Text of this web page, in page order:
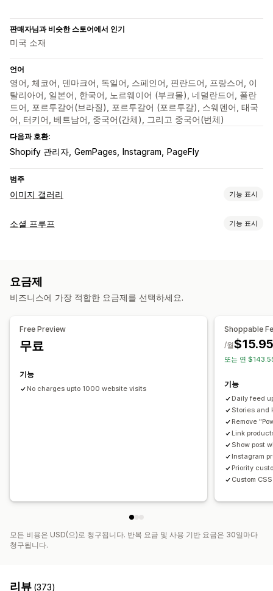
판매자님과 비슷한 스토어에서 인기
미국 소재
언어
영어, 체코어, 덴마크어, 독일어, 스페인어, 핀란드어, 프랑스어, 이
탈리아어, 일본어, 한국어, 노르웨이어 (부크몰), 네덜란드어, 폴란
드어, 포르투갈어(브라질), 포르투갈어 (포르투갈), 스웨덴어, 태국
어, 터키어, 베트남어, 중국어(간체), 그리고 중국어(번체)
다음과 호환:
Shopify 관리자 GemPages Instagram PageFly
범주
이미지 갤러리 기능 표시
갤러리 유형
맞춤 설정
사용자 지정 스타일
사용자 지정 CSS 캡션
소셜 프루프 기능 표시
표시 옵션
분석
참여 추적
요금제
비즈니스에 가장 적합한 요금제를 선택하세요.
Free Preview
무료
기능
No charges upto 1000 website visits
Shoppable
/월
또는 연
기능
Daily feed
Stories and
Remove
Link
Show post
Instagram
Priority
Custom
모든 비용은 USD(으)로 청구됩니다. 반복 요금 및 사용 기반 요금은 30일마다
청구됩니다.
리뷰 (373)